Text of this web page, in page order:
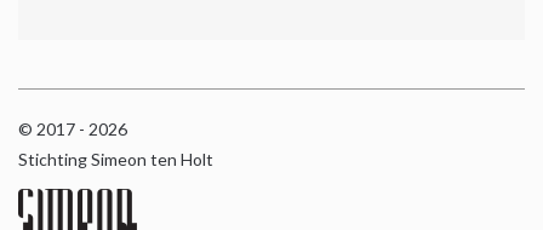
© 2017 - 2026
Stichting Simeon ten Holt